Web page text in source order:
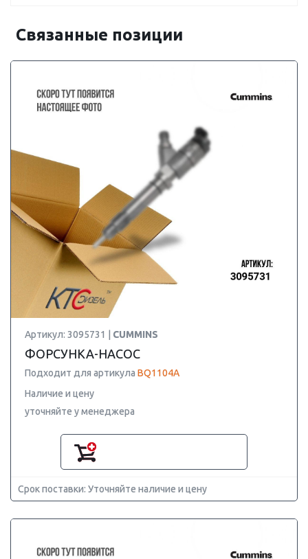
Связанные позиции
Артикул: 3095731 | CUMMINS
ФОРСУНКА-НАСОС
Подходит для артикула BQ1104A
Наличие и цену
уточняйте у менеджера
Срок поставки: Уточняйте наличие и цену